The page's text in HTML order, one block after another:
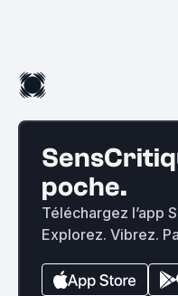
poche.
Téléchargez l’app
Explorez. Vibrez.